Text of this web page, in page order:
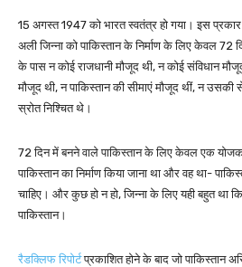
15 अगस्त 1947 को भारत स्वतंत्र हो गया। इस प्रकार
अली जिन्ना को पाकिस्तान के निर्माण के लिए केवल 72
के पास न कोई राजधानी मौजूद थी, न कोई संविधान
मौजूद थी, न पाकिस्तान की सीमाएं मौजूद थीं, न
स्रोत निश्चित थे।
72 दिन में बनने वाले पाकिस्तान के लिए केवल एक
पाकिस्तान का निर्माण किया जाना था और वह था-
चाहिए। और कुछ हो न हो, जिन्ना के लिए यही बहुत था
पाकिस्तान।
रैडक्लिफ रिपोर्टप्रकाशित होने के बाद जो पाकिस्तान